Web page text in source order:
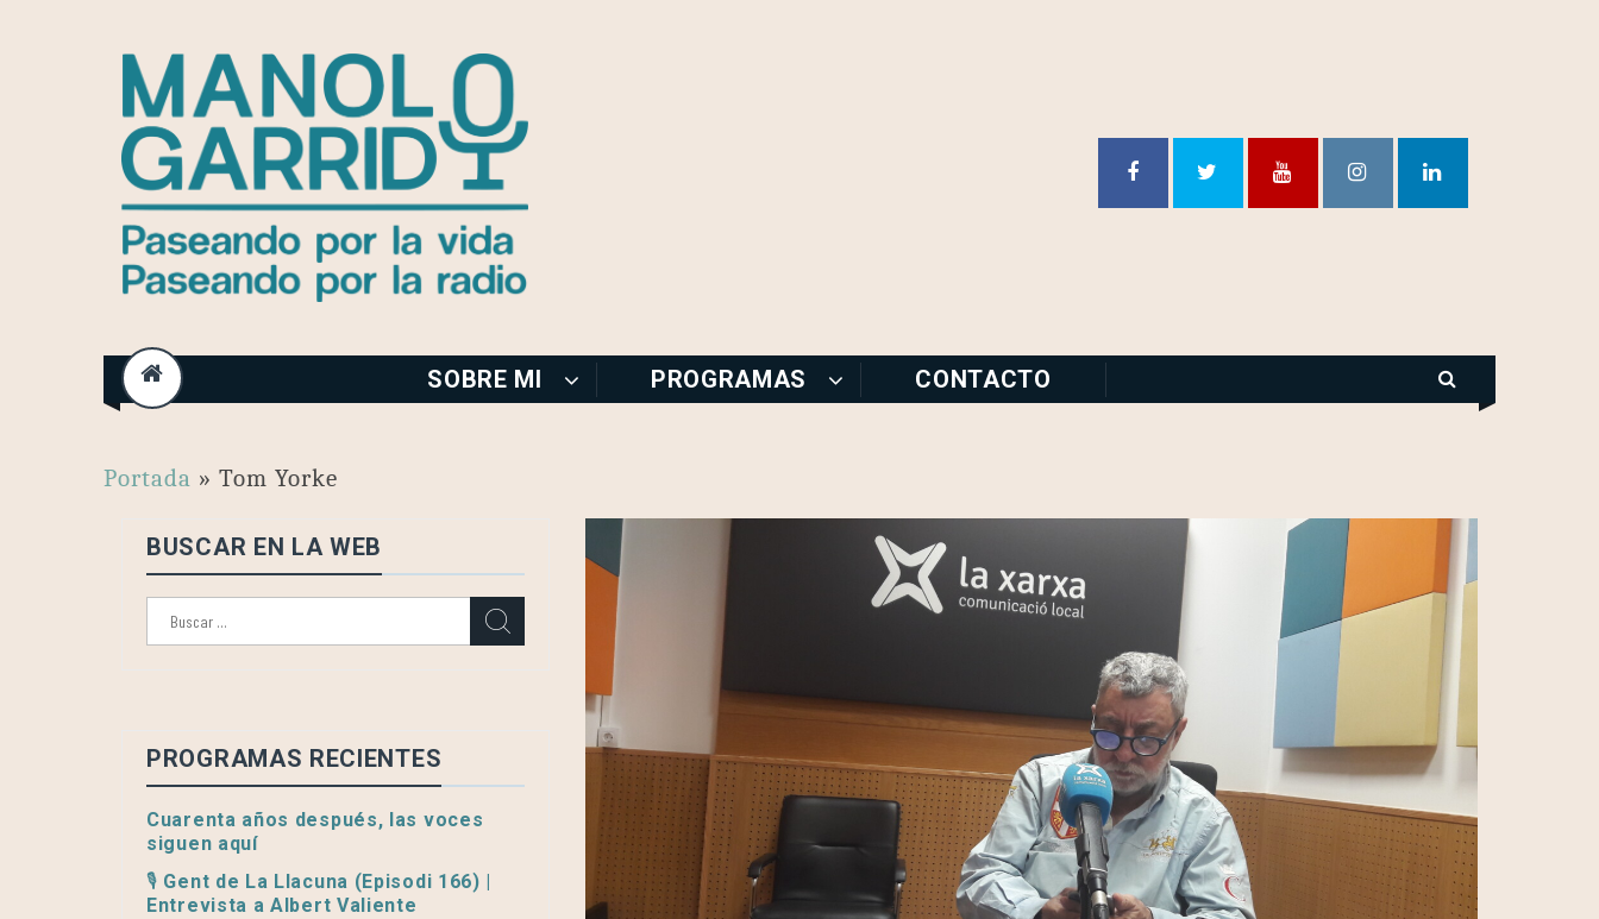
content
SOBRE MI PROGRAMAS CONTACTO
Portada » Tom Yorke
BUSCAR EN LA WEB
PROGRAMAS RECIENTES
Cuarenta años después, las voces
siguen aquí
🎙️ Gent de La Llacuna (Episodi 166) |
Entrevista a Albert Valiente